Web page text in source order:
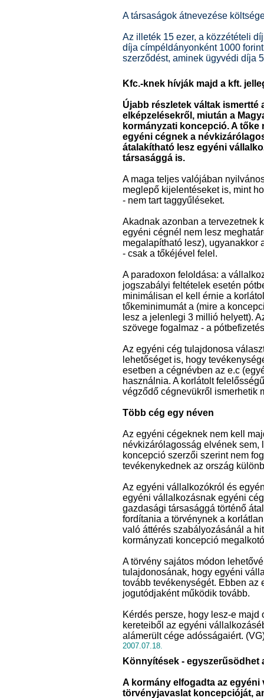
A társaságok átnevezése
Az illeték 15 ezer, a közzétételi
díja címpéldányonként 1000
szerződést, aminek ügyvédi díja
Kfc.-knek hívják majd a kft.
Újabb részletek váltak
elképzelésekről, miután a
kormányzati koncepció. A
egyéni cégnek a
átalakítható lesz egyéni
társasággá is.
A maga teljes valójában
meglepő kijelentéseket is, mint
- nem tart taggyűléseket.
Akadnak azonban a tervezetnek
egyéni cégnél nem lesz
megalapítható lesz), ugyanakkor
- csak a tőkéjével felel.
A paradoxon feloldása: a
jogszabályi feltételek esetén
minimálisan el kell érnie a
tőkeminimumát a (mire a
lesz a jelenlegi 3 millió helyett).
szövege fogalmaz - a
Az egyéni cég tulajdonosa
lehetőséget is, hogy
esetben a cégnévben az e.c
használnia. A korlátolt
végződő cégnevükről ismerhetik
Több cég egy néven
Az egyéni cégeknek nem kell
névkizárólagosság elvének sem,
koncepció szerzői szerint nem
tevékenykednek az ország
Az egyéni vállalkozókról és
egyéni vállalkozásnak egyéni
gazdasági társasággá történő
fordítania a törvénynek a
való áttérés szabályozásánál a
kormányzati koncepció
A törvény sajátos módon
tulajdonosának, hogy egyéni
tovább tevékenységét. Ebben
jogutódjaként működik tovább.
Kérdés persze, hogy lesz-e
kereteiből az egyéni
alámerült cége adósságaiért.
2007.07.18.
Könnyítések - egyszerűsödhet
A kormány elfogadta az
törvényjavaslat koncepcióját,